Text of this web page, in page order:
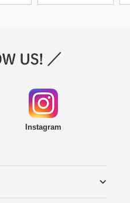
Instagram